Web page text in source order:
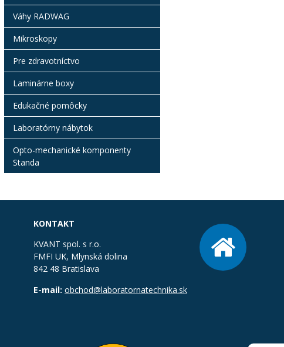
Váhy RADWAG
Mikroskopy
Pre zdravotníctvo
Laminárne boxy
Edukačné pomôcky
Laboratórny nábytok
Opto-mechanické komponenty
Standa
KONTAKT
KVANT spol. s r.o.
FMFI UK, Mlynská dolina
842 48 Bratislava
E-mail: obchod@laboratornatechnika.sk